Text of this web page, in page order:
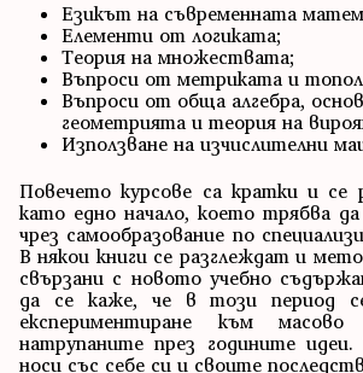
Езикът на съвременната
Елементи от логиката;
Теория на множествата;
Въпроси от метриката и
Въпроси от обща алгебра,
геометрията и теория на
Използване на изчислителни
Повечето курсове са кратки и се
като едно начало, което трябва
чрез самообразование по
В някои книги се разглеждат и
свързани с новото учебно
да се каже, че в този период
експериментиране към масово
натрупаните през годините идеи.
носи със себе си и своите